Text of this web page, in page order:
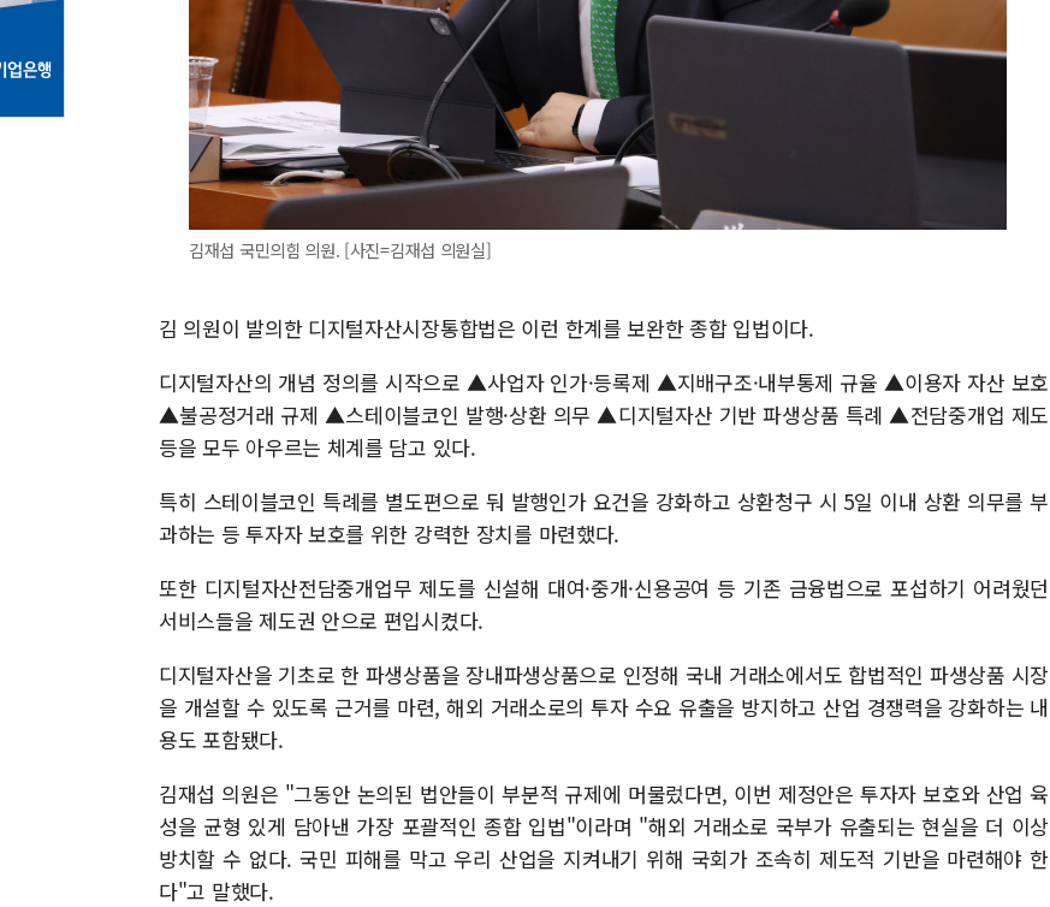
김재섭 국민의힘 의원. [사진=김재섭 의원실]
김 의원이 발의한 디지털자산시장통합법은 이런 한계를 보완한 종합 입법이다.
디지털자산의 개념 정의를 시작으로 ▲사업자 인가·등록제 ▲지배구조·내부통제 규율 ▲이용자 자산 보호
▲불공정거래 규제 ▲스테이블코인 발행·상환 의무 ▲디지털자산 기반 파생상품 특례 ▲전담중개업 제도
등을 모두 아우르는 체계를 담고 있다.
특히 스테이블코인 특례를 별도편으로 둬 발행인가 요건을 강화하고 상환청구 시 5일 이내 상환 의무를 부
과하는 등 투자자 보호를 위한 강력한 장치를 마련했다.
또한 디지털자산전담중개업무 제도를 신설해 대여·중개·신용공여 등 기존 금융법으로 포섭하기 어려웠던
서비스들을 제도권 안으로 편입시켰다.
디지털자산을 기초로 한 파생상품을 장내파생상품으로 인정해 국내 거래소에서도 합법적인 파생상품 시장
을 개설할 수 있도록 근거를 마련, 해외 거래소로의 투자 수요 유출을 방지하고 산업 경쟁력을 강화하는 내
용도 포함됐다.
김재섭 의원은 "그동안 논의된 법안들이 부분적 규제에 머물렀다면, 이번 제정안은 투자자 보호와 산업 육
성을 균형 있게 담아낸 가장 포괄적인 종합 입법"이라며 "해외 거래소로 국부가 유출되는 현실을 더 이상
방치할 수 없다. 국민 피해를 막고 우리 산업을 지켜내기 위해 국회가 조속히 제도적 기반을 마련해야 한
다"고 말했다.